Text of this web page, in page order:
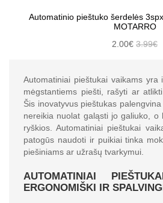
Automatinio pieštuko šerdelės
MOTARRO
2.00€ 3.99€
Automatiniai pieštukai vaikams yra
mėgstantiems piešti, rašyti ar
Šis inovatyvus pieštukas
nereikia nuolat galąsti jo galiuko, o
ryškios. Automatiniai pieštukai
patogūs naudoti ir puikiai tinka
piešiniams ar užrašų tvarkymui.
AUTOMATINIAI
ERGONOMIŠKI IR